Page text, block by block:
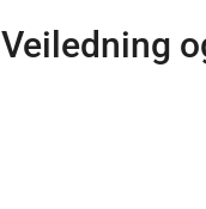
Veiledning